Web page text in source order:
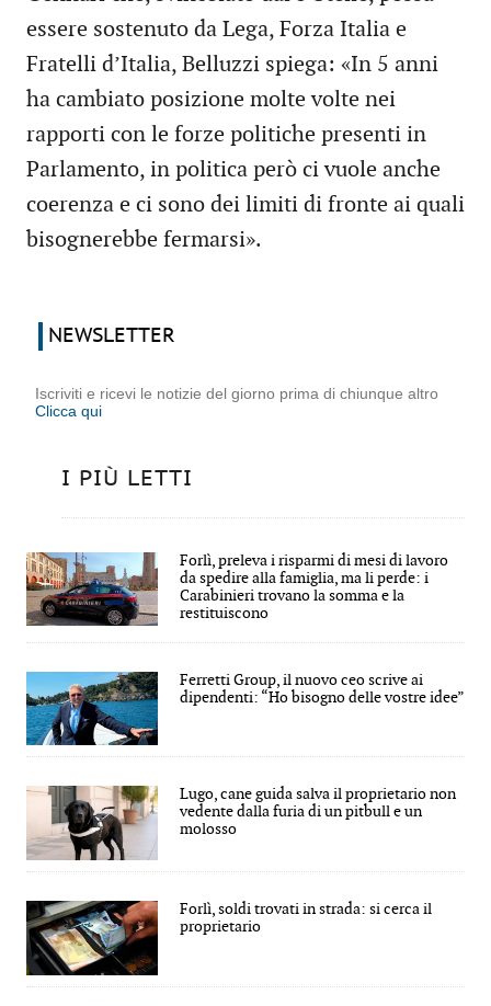
essere sostenuto da Lega, Forza Italia e
Fratelli d’Italia, Belluzzi spiega: «In 5 anni
ha cambiato posizione molte volte nei
rapporti con le forze politiche presenti in
Parlamento, in politica però ci vuole anche
coerenza e ci sono dei limiti di fronte ai quali
bisognerebbe fermarsi».
NEWSLETTER
Iscriviti e ricevi le notizie del giorno prima di chiunque altro
Clicca qui
I PIÙ LETTI
Forlì, preleva i risparmi di mesi di lavoro
da spedire alla famiglia, ma li perde: i
Carabinieri trovano la somma e la
restituiscono
Ferretti Group, il nuovo ceo scrive ai
dipendenti: “Ho bisogno delle vostre idee”
Lugo, cane guida salva il proprietario non
vedente dalla furia di un pitbull e un
molosso
Forlì, soldi trovati in strada: si cerca il
proprietario